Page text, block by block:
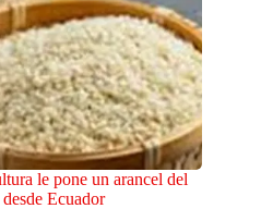
le pone un arancel del
Ecuador